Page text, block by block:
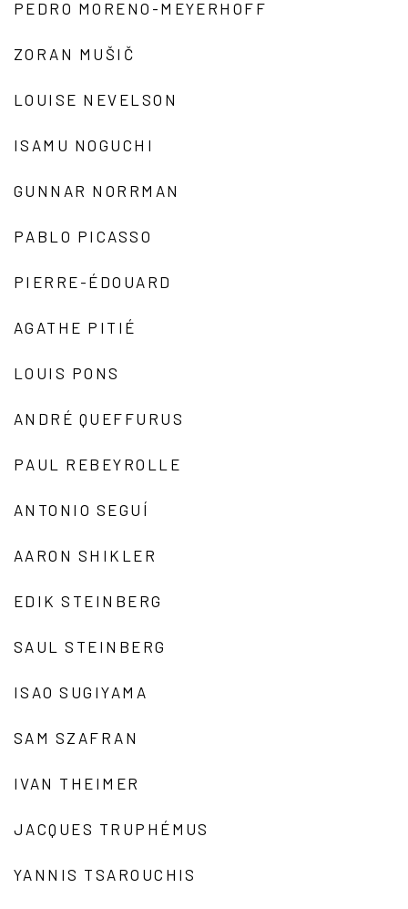
PEDRO MORENO-MEYERHOFF
ZORAN MUŠIČ
LOUISE NEVELSON
ISAMU NOGUCHI
GUNNAR NORRMAN
PABLO PICASSO
PIERRE-ÉDOUARD
AGATHE PITIÉ
LOUIS PONS
ANDRÉ QUEFFURUS
PAUL REBEYROLLE
ANTONIO SEGUÍ
AARON SHIKLER
EDIK STEINBERG
SAUL STEINBERG
ISAO SUGIYAMA
SAM SZAFRAN
IVAN THEIMER
JACQUES TRUPHÉMUS
YANNIS TSAROUCHIS